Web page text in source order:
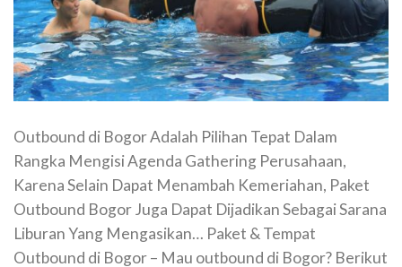
Outbound di Bogor Adalah Pilihan Tepat Dalam
Rangka Mengisi Agenda Gathering Perusahaan,
Karena Selain Dapat Menambah Kemeriahan, Paket
Outbound Bogor Juga Dapat Dijadikan Sebagai Sarana
Liburan Yang Mengasikan… Paket & Tempat
Outbound di Bogor – Mau outbound di Bogor? Berikut